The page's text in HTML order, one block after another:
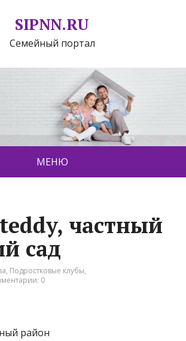
SIPNN.RU
Семейный портал
МЕНЮ
частный
сад
, Подростковые клубы,
0
район